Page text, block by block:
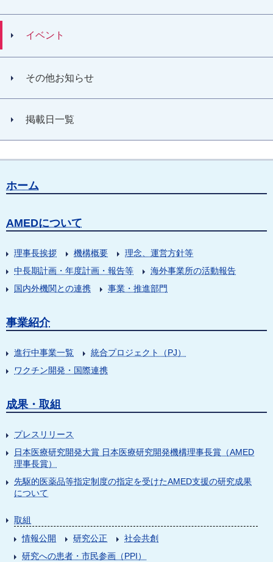
イベント
その他お知らせ
掲載日一覧
ホーム
AMEDについて
理事長挨拶 機構概要
理念、運営方針等
中長期計画・年度計画・報告等
海外事業所の活動報告
国内外機関との連携
事業・推進部門
事業紹介
進行中事業一覧
統合プロジェクト（PJ）
ワクチン開発・国際連携
成果・取組
プレスリリース
日本医療研究開発大賞 日本医療研究開発機構理事長賞（AMED
理事長賞）
先駆的医薬品等指定制度の指定を受けたAMED支援の研究成果
について
取組
情報公開
研究公正
社会共創
研究への患者・市民参画（PPI）